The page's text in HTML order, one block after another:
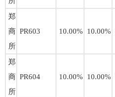
郑
商
所
PR603 10.00% 10.00%
郑
商
所
PR604 10.00% 10.00%